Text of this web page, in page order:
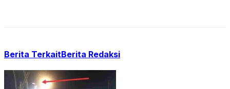
Berita TerkaitBerita Redaksi